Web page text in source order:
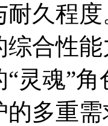
耐久程
综合性
灵魂”
的多重